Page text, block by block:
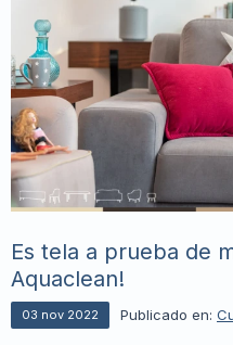
Es tela a prueba de
Aquaclean!
03 nov 2022 Publicado en: